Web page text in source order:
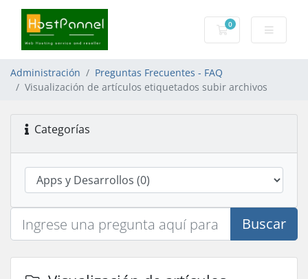
0
Carro de Pedidos
Administración
Preguntas Frecuentes - FAQ
Visualización de artículos etiquetados subir archivos
Categorías
Buscar